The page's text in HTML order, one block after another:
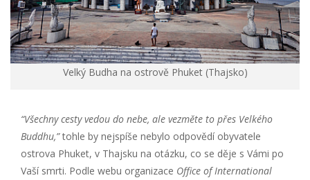
Velký Budha na ostrově Phuket (Thajsko)
“Všechny cesty vedou do nebe, ale vezměte to přes Velkého
Buddhu,”tohle by nejspíše nebylo odpovědí obyvatele
ostrova Phuket, v Thajsku na otázku, co se děje s Vámi po
Vaší smrti. Podle webu organizace Office of International